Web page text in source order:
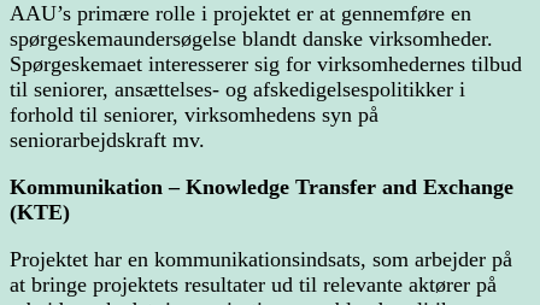
AAU’s primære rolle i projektet er at gennemføre en
spørgeskemaundersøgelse blandt danske virksomheder.
Spørgeskemaet interesserer sig for virksomhedernes tilbud
til seniorer, ansættelses- og afskedigelsespolitikker i
forhold til seniorer, virksomhedens syn på
seniorarbejdskraft mv.
Kommunikation – Knowledge Transfer and Exchange
(KTE)
Projektet har en kommunikationsindsats, som arbejder på
at bringe projektets resultater ud til relevante aktører på